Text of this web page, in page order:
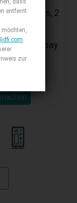
USB ports, 2
slim ODD bay
dass
entfernt
möchten,
.
zur